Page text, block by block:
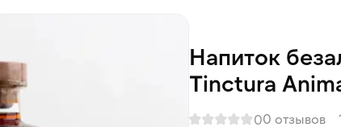
Напиток
Tinctura
00 отзывов